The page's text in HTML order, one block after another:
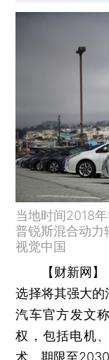
当地时间2018
普锐斯混合动力
视觉中国
【财新网
选择将其强大
汽车官方发文
权，包括电机
术，期限至2030